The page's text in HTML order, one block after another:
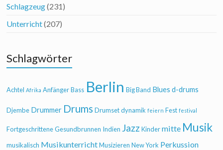
Schlagzeug(231)
Unterricht(207)
Schlagwörter
Achtel Afrika Anfänger Bass Berlin Big Band Blues d-drums
Djembe Drummer Drums Drumset dynamik feiern Fest festival
Fortgeschrittene Gesundbrunnen Indien Jazz Kinder mitte Musik
musikalisch Musikunterricht Musizieren New York Perkussion